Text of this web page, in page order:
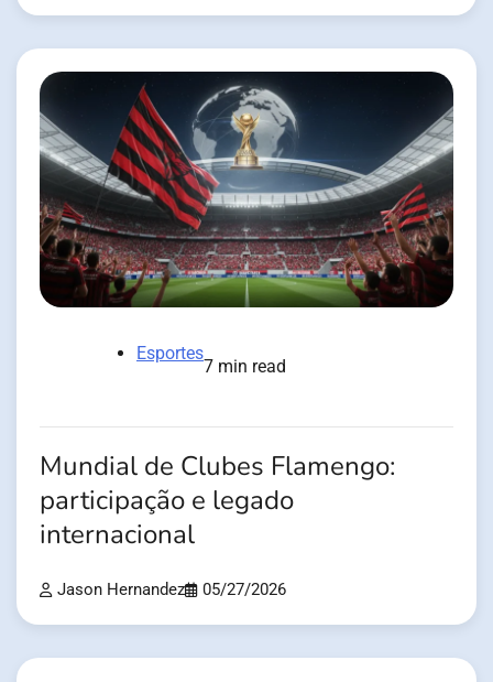
Esportes
7 min read
Mundial de Clubes Flamengo:
participação e legado
internacional
Jason Hernandez 05/27/2026